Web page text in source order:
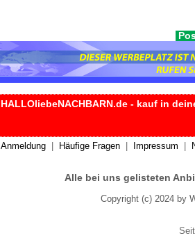
HALLOliebeNACHBARN.de - kauf in
Anmeldung| Häufige Fragen| Impressum
Alle bei uns gelisteten
Copyright (c) 2024 by